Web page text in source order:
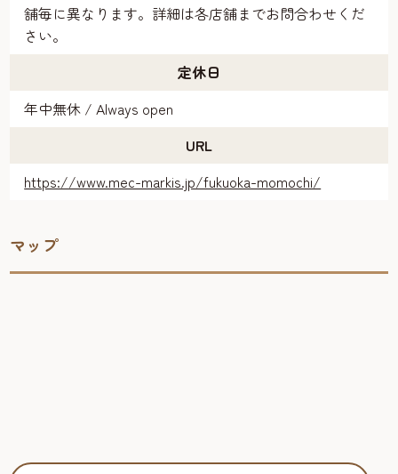
舗毎に異なります。詳細は各店舗までお問合わせくだ
さい。
定休日
年中無休 / Always open
URL
https://www.mec-markis.jp/fukuoka-momochi/
マップ